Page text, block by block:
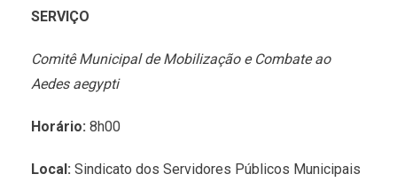
SERVIÇO
Comitê Municipal de Mobilização e Combate ao
Aedes aegypti
Horário: 8h00
Local: Sindicato dos Servidores Públicos Municipais